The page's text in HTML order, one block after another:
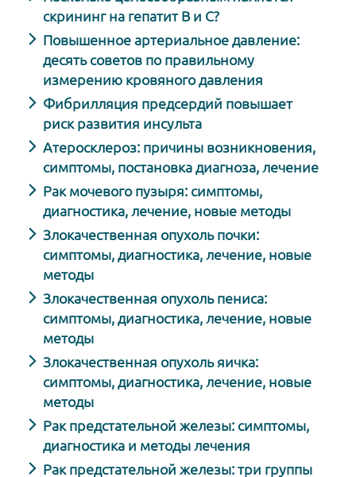
скрининг на гепатит В и С?
Повышенное артериальное давление:
десять советов по правильному
измерению кровяного давления
Фибрилляция предсердий повышает
риск развития инсульта
Атеросклероз: причины возникновения,
симптомы, постановка диагноза, лечение
Рак мочевого пузыря: симптомы,
диагностика, лечение, новые методы
Злокачественная опухоль почки:
симптомы, диагностика, лечение, новые
методы
Злокачественная опухоль пениса:
симптомы, диагностика, лечение, новые
методы
Злокачественная опухоль яичка:
симптомы, диагностика, лечение, новые
методы
Рак предстательной железы: симптомы,
диагностика и методы лечения
Рак предстательной железы: три группы